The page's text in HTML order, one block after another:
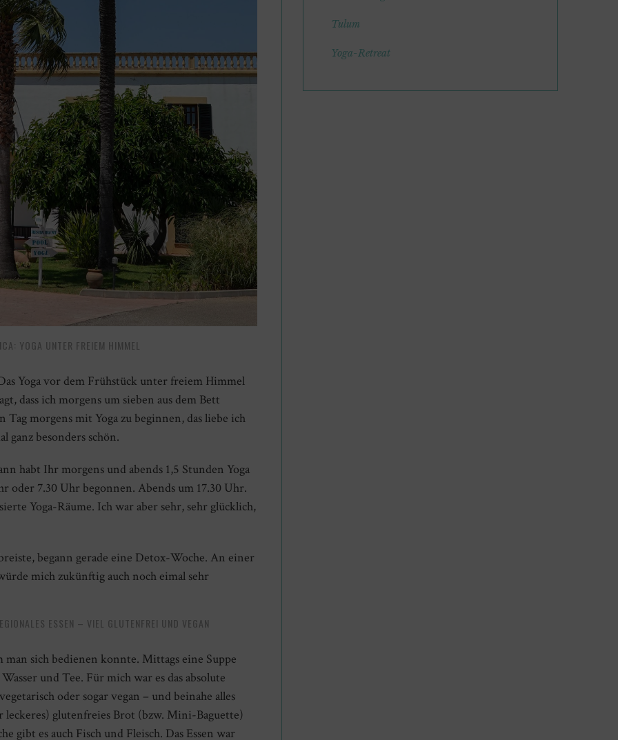
YOGA UNTER FREIEM HIMMEL
Yoga vor dem Frühstück unter freiem Himmel
dass ich morgens um sieben aus dem Bett
morgens mit Yoga zu beginnen, das liebe ich
ganz besonders schön.
habt Ihr morgens und abends 1,5 Stunden Yoga
oder 7.30 Uhr begonnen. Abends um 17.30 Uhr.
Yoga-Räume. Ich war aber sehr, sehr glücklich,
begann gerade eine Detox-Woche. An einer
mich zukünftig auch noch eimal sehr
ESSEN – VIEL GLUTENFREI UND VEGAN
man sich bedienen konnte. Mittags eine Suppe
und Tee. Für mich war es das absolute
oder sogar vegan – und beinahe alles
leckeres) glutenfreies Brot (bzw. Mini-Baguette)
es auch Fisch und Fleisch. Das Essen war
Tulum
Yoga-Retreat